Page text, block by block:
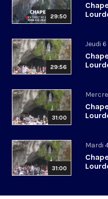
29:50
29:56
Jeudi
31:00
31:00
Mardi